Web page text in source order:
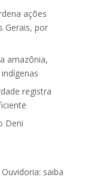
ações
Gerais, por
amazônia,
registra
Deni
Ouvidoria: saiba